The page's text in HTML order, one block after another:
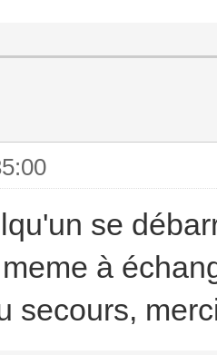
se
à
secours,